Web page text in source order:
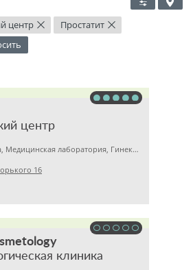
центр × Простатит ×
центр
Детская клиника, Медицинская лаборатория, Гинекология
16
клиника